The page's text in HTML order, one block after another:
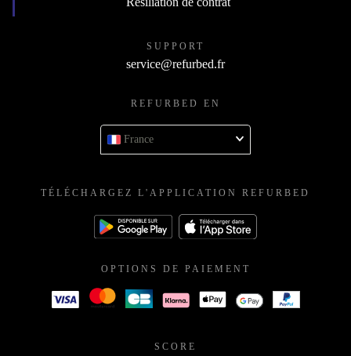
SUPPORT
service@refurbed.fr
REFURBED EN
France
TÉLÉCHARGEZ L'APPLICATION REFURBED
OPTIONS DE PAIEMENT
SCORE